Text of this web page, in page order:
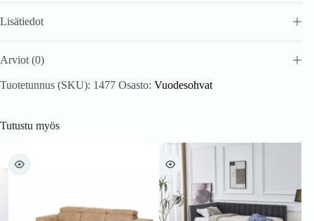
Lisätiedot
Arviot (0)
Tuotetunnus (SKU): 1477 Osasto: Vuodesohvat
Tutustu myös